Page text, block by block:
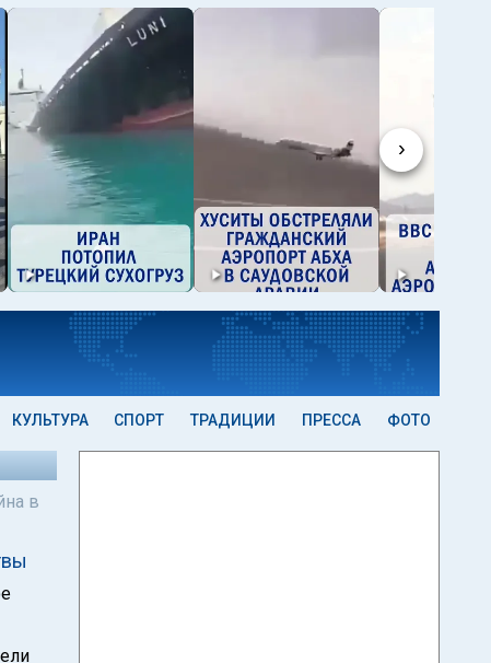
›
КУЛЬТУРА СПОРТ ТРАДИЦИИ ПРЕССА ФОТО
в